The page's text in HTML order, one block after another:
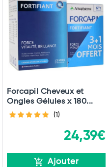
Forcapil Cheveux et
Ongles Gélules x 180...
(1)
24,39€
Ajouter